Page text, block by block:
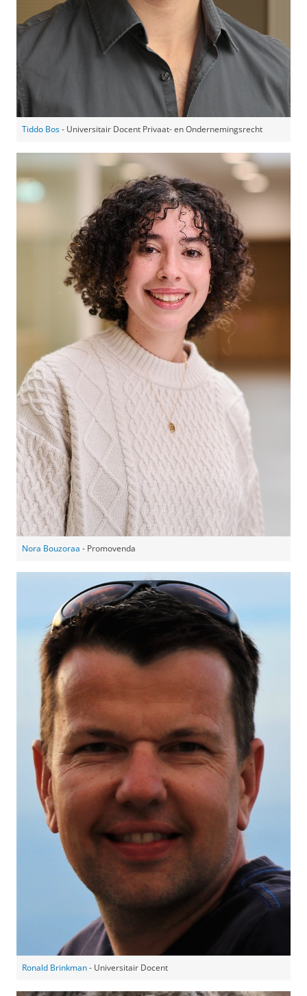
Tiddo Bos- Universitair Docent Privaat- en Ondernemingsrecht
Nora Bouzoraa - Promovenda
Ronald Brinkman- Universitair Docent